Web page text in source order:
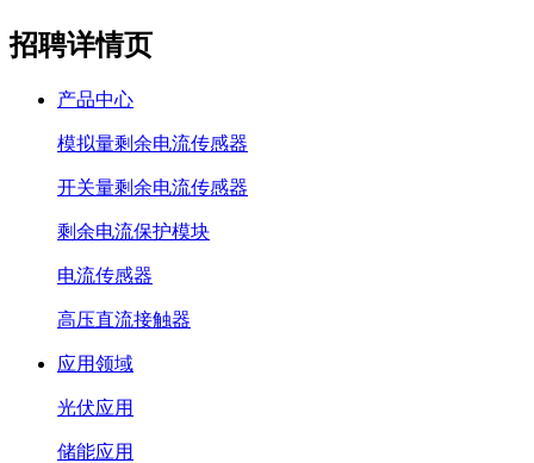
招聘详情页
产品中心
模拟量剩余电流传感器
开关量剩余电流传感器
剩余电流保护模块
电流传感器
高压直流接触器
应用领域
光伏应用
储能应用